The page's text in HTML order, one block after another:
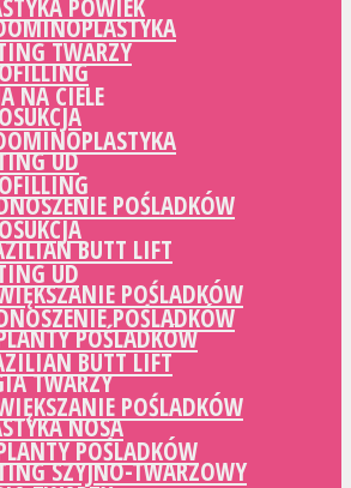
UD
POŚLADKÓW
BUTT LIFT
POŚLADKÓW
POŚLADKÓW
TWARZY
NOSA
SZYJNO-TWARZOWY
POWIEK
TWARZY
NA CIELE
UD
POŚLADKÓW
BUTT LIFT
POŚLADKÓW
POŚLADKÓW